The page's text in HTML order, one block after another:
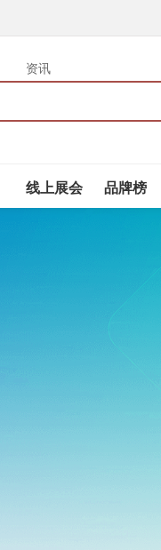
资讯
线上展会 品牌榜